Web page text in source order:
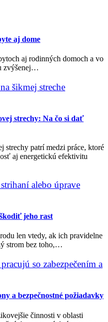
aj dome
aj rodinných domoch a vo
zvýšenej…
strechy: Na čo si dať
strechy patrí medzi práce, ktoré
aj energetickú efektivitu
jeho rast
len vtedy, ak ich pravidelne
strom bez toho,…
a bezpečnostné požiadavky
činnosti v oblasti